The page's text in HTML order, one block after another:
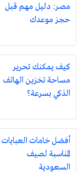
مصر: دليل مهم قبل
حجز موعدك
كيف يمكنك تحرير
مساحة تخزين الهاتف
الذكي بسرعة؟
أفضل خامات العبايات
المناسبة لصيف
السعودية